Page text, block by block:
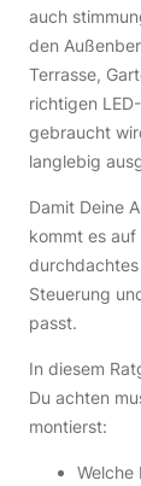
auch
den
Terrasse,
richtigen
gebraucht
langlebig
Damit Deine
kommt es
Steuerung
passt.
In diesem
Du achten
montierst:
Welche